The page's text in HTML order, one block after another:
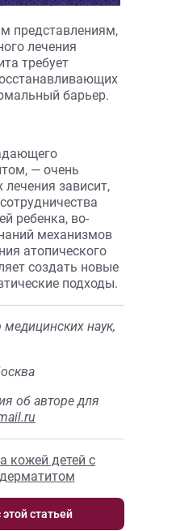
представлениям,
лечения
требует
барьер.
— очень
лечения зависит,
ребенка, во-
механизмов
атопического
создать новые
подходы.
медицинских наук,
об авторе для
кожей детей с
статьей